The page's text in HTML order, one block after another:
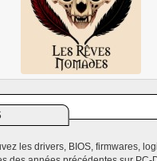
les drivers, BIOS, firmwares,